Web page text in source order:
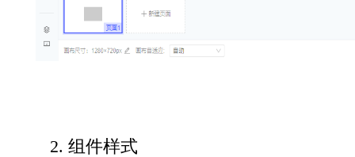
2. 组件样式